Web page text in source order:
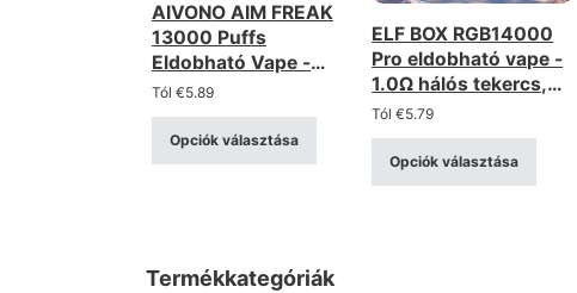
AIVONO AIM FREAK
13000 Puffs
Eldobható Vape -
Mesh Coil, LCD kijelző
Tól €5.89
Opciók választása
ELF BOX RGB14000
Pro eldobható vape -
1.0Ω hálós tekercs,
RGB, LED kijelző
Tól€5.79
Opciók választása
Termékkategóriák